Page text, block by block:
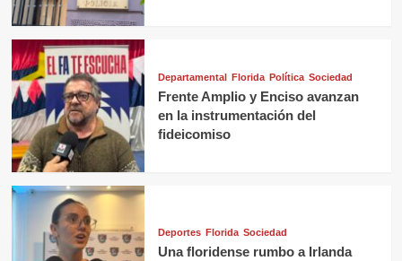
Departamental Florida Política Sociedad
Frente Amplio y Enciso avanzan
en la instrumentación del
fideicomiso
Deportes Florida Sociedad
Una floridense rumbo a Irlanda